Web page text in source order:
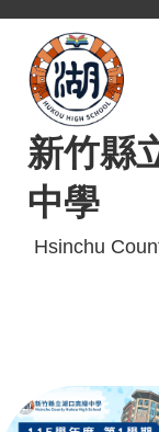
新竹縣
中學
Hsinchu